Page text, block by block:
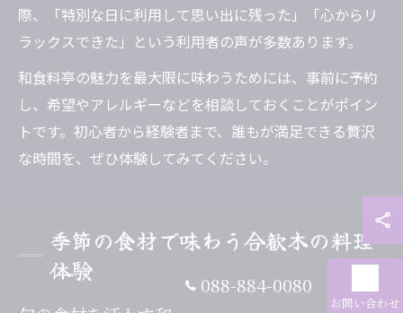
際、「特別な日に利用して思い出に残った」「心からリ
ラックスできた」という利用者の声が多数あります。
和食料亭の魅力を最大限に味わうためには、事前に予約
し、希望やアレルギーなどを相談しておくことがポイン
トです。初心者から経験者まで、誰もが満足できる贅沢
な時間を、ぜひ体験してみてください。
季節の食材で味わう合歓木の料理
体験
088-884-0080
お問い合わせ